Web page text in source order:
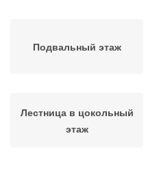
Подвальный этаж
Лестница в цокольный
этаж